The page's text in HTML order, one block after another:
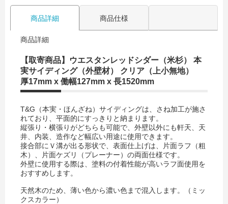
商品詳細 商品仕様
商品詳細
【取寄商品】ウエスタンレッドシダー（米杉） 本
実サイディング（外壁材） クリア（上小無地）
厚17mm x 働幅127mm x 長1520mm
T&G（本実・ほんざね）サイディングは、さね加工が施さ
れており、平面的にすっきりと納まります。
縦張り・横張りがどちらも可能で、外壁以外にも軒天、天
井、内装、造作など幅広い用途に使用できます。
接合部にＶ溝が出る形状で、表面仕上げは、片面ラフ（粗
木）、片面ケズリ（プレーナー）の両面仕様です。
外壁に使用する際は、塗料の付着性能が高いラフ面使用を
おすすめします。
天然木のため、薄い色から濃い色まで混入します。（ミッ
クスカラー）